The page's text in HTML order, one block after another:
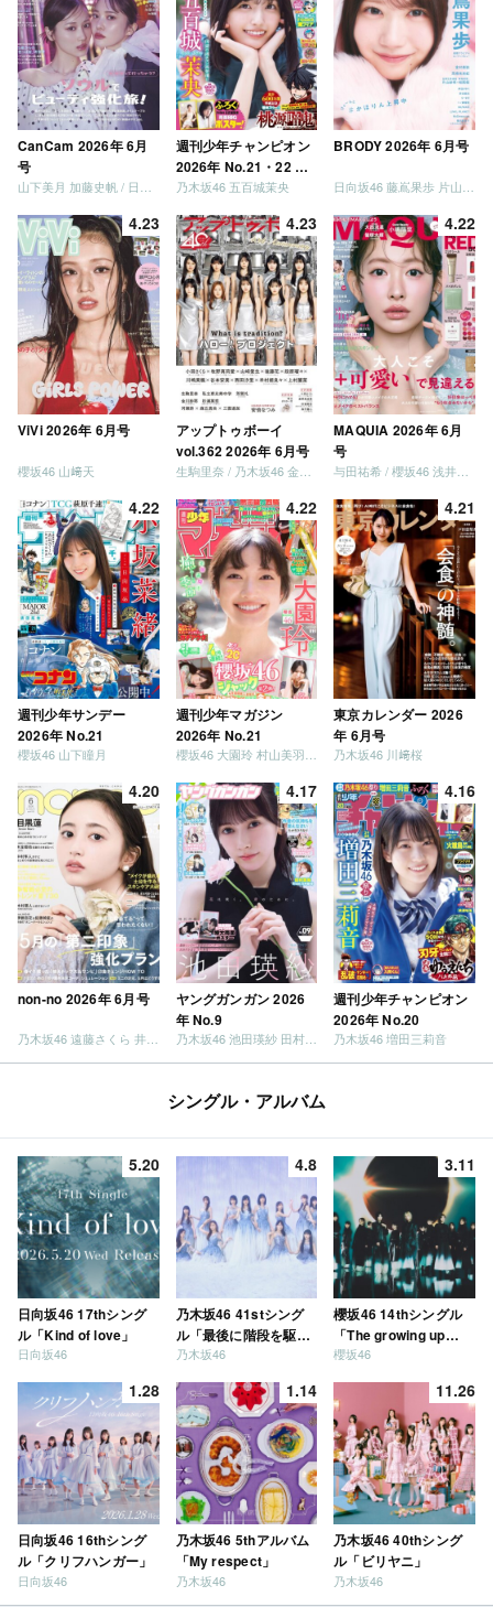
CanCam 2026年 6月
号
週刊少年チャンピオン
2026年 No.21・22 合
併号
乃木坂46 五百城茉央
BRODY 2026年 6月号
4.23
ViVi 2026年 6月号
櫻坂46 山﨑天
4.23
アップトゥボーイ
vol.362 2026年 6月号
4.22
MAQUIA 2026年 6月
号
4.22
週刊少年サンデー
2026年 No.21
櫻坂46 山下瞳月
4.22
週刊少年マガジン
2026年 No.21
櫻坂46 大園玲 村山美羽 稲熊ひな
4.21
東京カレンダー 2026
年 6月号
乃木坂46 川﨑桜
4.20
non-no 2026年 6月号
4.17
ヤングガンガン 2026
年 No.9
乃木坂46 池田瑛紗 田村真佑
4.16
週刊少年チャンピオン
2026年 No.20
乃木坂46 増田三莉音
シングル・アルバム
5.20
日向坂46 17thシング
ル「Kind of love」
日向坂46
4.8
乃木坂46 41stシング
ル「最後に階段を駆け
上がったのはいつ
乃木坂46
3.11
櫻坂46 14thシングル
「The growing up
train」
櫻坂46
1.28
日向坂46 16thシング
ル「クリフハンガー」
日向坂46
1.14
乃木坂46 5thアルバム
「My respect」
乃木坂46
11.26
乃木坂46 40thシング
ル「ビリヤニ」
乃木坂46